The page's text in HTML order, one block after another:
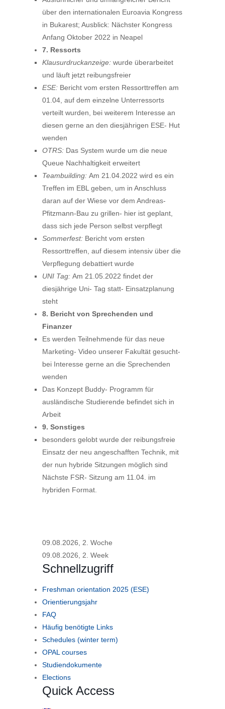
über den internationalen Euroavia Kongress
in Bukarest; Ausblick: Nächster Kongress
Anfang Oktober 2022 in Neapel
7. Ressorts
Klausurdruckanzeige: wurde überarbeitet
und läuft jetzt reibungsfreier
ESE: Bericht vom ersten Ressorttreffen am
01.04, auf dem einzelne Unterressorts
verteilt wurden, bei weiterem Interesse an
diesen gerne an den diesjährigen ESE- Hut
wenden
OTRS: Das System wurde um die neue
Queue Nachhaltigkeit erweitert
Teambuilding: Am 21.04.2022 wird es ein
Treffen im EBL geben, um in Anschluss
daran auf der Wiese vor dem Andreas-
Pfitzmann-Bau zu grillen- hier ist geplant,
dass sich jede Person selbst verpflegt
Sommerfest: Bericht vom ersten
Ressorttreffen, auf diesem intensiv über die
Verpflegung debattiert wurde
UNI Tag: Am 21.05.2022 findet der
diesjährige Uni- Tag statt- Einsatzplanung
steht
8. Bericht von Sprechenden und
Finanzer
Es werden Teilnehmende für das neue
Marketing- Video unserer Fakultät gesucht-
bei Interesse gerne an die Sprechenden
wenden
Das Konzept Buddy- Programm für
ausländische Studierende befindet sich in
Arbeit
9. Sonstiges
besonders gelobt wurde der reibungsfreie
Einsatz der neu angeschafften Technik, mit
der nun hybride Sitzungen möglich sind
Nächste FSR- Sitzung am 11.04. im
hybriden Format.
09.08.2026, 2. Woche
09.08.2026, 2. Week
Schnellzugriff
Freshman orientation 2025 (ESE)
Orientierungsjahr
FAQ
Häufig benötigte Links
Schedules (winter term)
OPAL courses
Studiendokumente
Elections
Quick Access